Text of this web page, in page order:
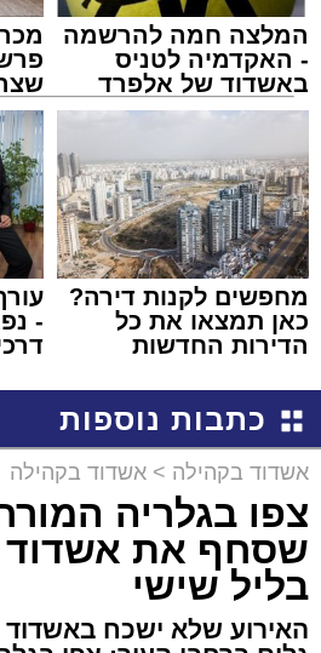
המלצה חמה להרשמה
- האקדמיה לטניס
באשדוד של אלפרד
קריאולנסקי - לילדים
מחפשים לקנות דירה?
כאן תמצאו את כל
הדירות החדשות
-
כתבות נוספות
אשדוד בקהילה > אשדוד בקהילה
צפו בגלריה
שסחף את אשדוד
בליל שישי
האירוע שלא ישכח